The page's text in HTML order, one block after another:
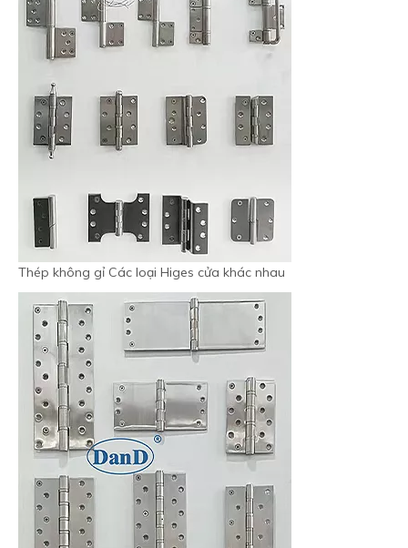
Thép không gỉ Các loại Higes cửa khác nhau